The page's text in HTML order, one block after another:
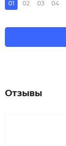
01 02 03 04
Отзывы